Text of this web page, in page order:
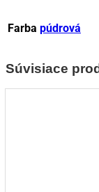
Farba púdrová
Súvisiace